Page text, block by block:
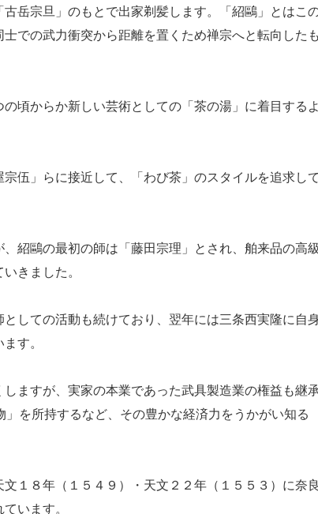
岳宗旦」のもとで出家剃髪します。「紹鷗」とはこ
での武力衝突から距離を置くため禅宗へと転向した
頃からか新しい芸術としての「茶の湯」に着目する
伍」らに接近して、「わび茶」のスタイルを追求し
紹鷗の最初の師は「藤田宗理」とされ、舶来品の高
きました。
しての活動も続けており、翌年には三条西実隆に自
す。
ますが、実家の本業であった武具製造業の権益も継
を所持するなど、その豊かな経済力をうかがい知る
１８年（１５４９）・天文２２年（１５５３）に奈
います。